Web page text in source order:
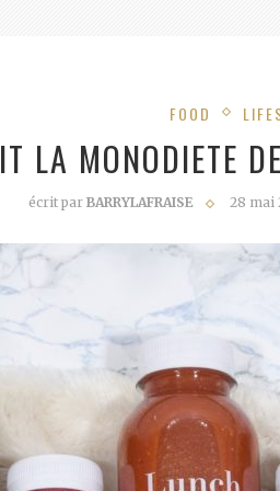
FOOD
LA MONODIETE
écrit par BARRYLAFRAISE 28 mai